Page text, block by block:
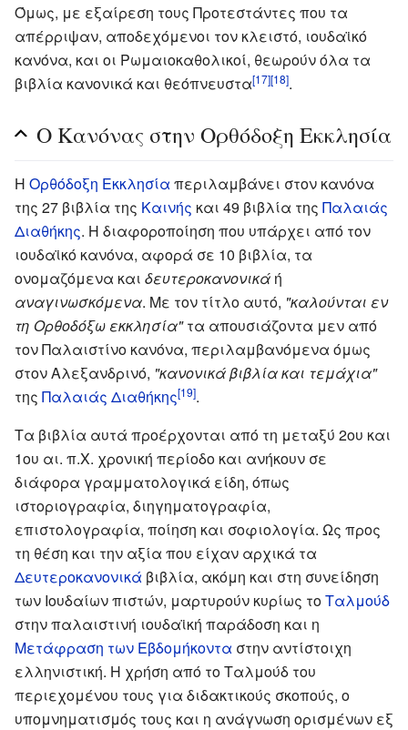
Όμως, με εξαίρεση τους Προτεστάντες που τα
απέρριψαν, αποδεχόμενοι τον κλειστό, ιουδαϊκό
κανόνα, και οι Ρωμαιοκαθολικοί, θεωρούν όλα τα
βιβλία κανονικά και θεόπνευστα[17][18].
Ο Κανόνας στην Ορθόδοξη Εκκλησία
Η Ορθόδοξη Εκκλησία περιλαμβάνει στον κανόνα
της 27 βιβλία της Καινής και 49 βιβλία της Παλαιάς
Διαθήκης. Η διαφοροποίηση που υπάρχει από τον
ιουδαϊκό κανόνα, αφορά σε 10 βιβλία, τα
ονομαζόμενα και δευτεροκανονικά ή
αναγινωσκόμενα. Με τον τίτλο αυτό, "καλούνται εν
τη Ορθοδόξω εκκλησία"τα απουσιάζοντα μεν από
τον Παλαιστίνο κανόνα, περιλαμβανόμενα όμως
στον Αλεξανδρινό, "κανονικά βιβλία και τεμάχια"
της Παλαιάς Διαθήκης[19].
Τα βιβλία αυτά προέρχονται από τη μεταξύ 2ου και
1ου αι. π.Χ. χρονική περίοδο και ανήκουν σε
διάφορα γραμματολογικά είδη, όπως
ιστοριογραφία, διηγηματογραφία,
επιστολογραφία, ποίηση και σοφιολογία. Ως προς
τη θέση και την αξία που είχαν αρχικά τα
Δευτεροκανονικά βιβλία, ακόμη και στη συνείδηση
των Ιουδαίων πιστών, μαρτυρούν κυρίως τοΤαλμούδ
στην παλαιστινή ιουδαϊκή παράδοση και η
Μετάφραση των Εβδομήκοντα στην αντίστοιχη
ελληνιστική. Η χρήση από το Ταλμούδ του
περιεχομένου τους για διδακτικούς σκοπούς, ο
υπομνηματισμός τους και η ανάγνωση ορισμένων εξ